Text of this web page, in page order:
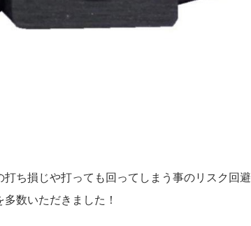
ち損じや打っても回ってしまう事のリスク回避
多数いただきました！